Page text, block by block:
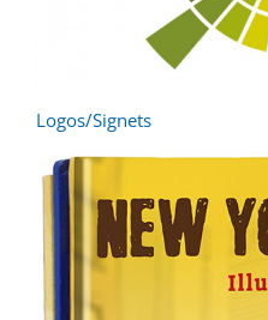
Logos/Signets